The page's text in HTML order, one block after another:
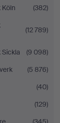
(382)
(12 789)
(9 098)
(5 876)
(40)
(129)